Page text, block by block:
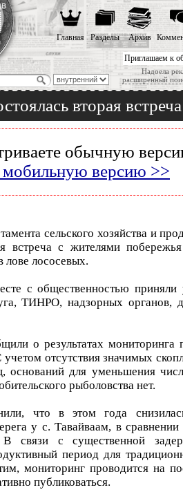
Приглашаем к
Надоела
расширенный
Главная Разделы Архив
вторая
обычную
мобильную версию >>
сельского хозяйства и
встреча с жителями
лове лососевых.
с общественностью приняли
ТИНРО, надзорных органов,
о результатах мониторинга
отсутствия значимых
оснований для уменьшения
рыболовства нет.
что в этом года
у с. Тавайваам, в
связи с существенной
период для
мониторинг проводится на
публиковаться.